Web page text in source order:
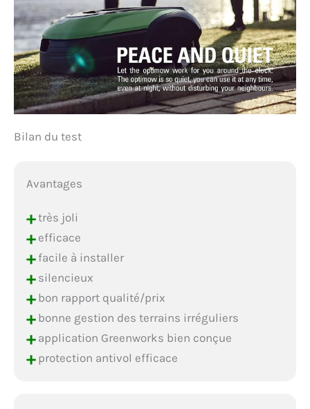
Bilan du test
Avantages
+très joli
+efficace
+facile à installer
+silencieux
+bon rapport qualité/prix
+bonne gestion des terrains irréguliers
+application Greenworks bien conçue
+protection antivol efficace